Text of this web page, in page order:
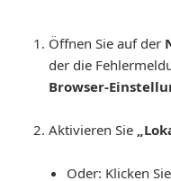
Öffnen Sie auf der
der die
Browser-
Aktivieren Sie
Oder: Klicken